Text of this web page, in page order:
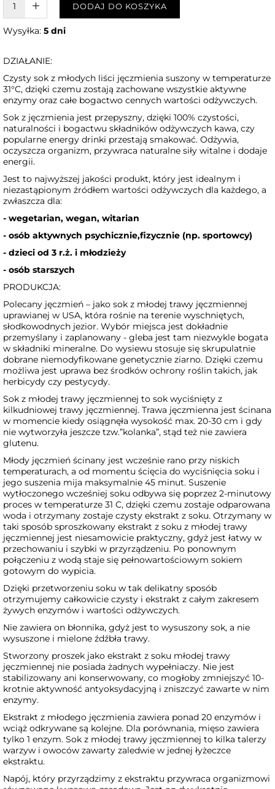
W KOSZYKU :)DODAJ DO KOSZYKA
Wysyłka: 5 dni
DZIAŁANIE:
Czysty sok z młodych liści jęczmienia suszony w temperaturze
31°C, dzięki czemu zostają zachowane wszystkie aktywne
enzymy oraz całe bogactwo cennych wartości odżywczych.
Sok z jęczmienia jest przepyszny, dzięki 100% czystości,
naturalności i bogactwu składników odżywczych kawa, czy
popularne energy drinki przestają smakować. Odżywia,
oczyszcza organizm, przywraca naturalne siły witalne i dodaje
energii.
Jest to najwyższej jakości produkt, który jest idealnym i
niezastąpionym źródłem wartości odżywczych dla każdego, a
zwłaszcza dla:
- wegetarian, wegan, witarian
- osób aktywnych psychicznie,fizycznie (np. sportowcy)
- dzieci od 3 r.ż. i młodzieży
- osób starszych
PRODUKCJA:
Polecany jęczmień – jako sok z młodej trawy jęczmiennej
uprawianej w USA, która rośnie na terenie wyschniętych,
słodkowodnych jezior. Wybór miejsca jest dokładnie
przemyślany i zaplanowany - gleba jest tam niezwykle bogata
w składniki mineralne. Do wysiewu stosuje się skrupulatnie
dobrane niemodyfikowane genetycznie ziarno. Dzięki czemu
możliwa jest uprawa bez środków ochrony roślin takich, jak
herbicydy czy pestycydy.
Sok z młodej trawy jęczmiennej to sok wyciśnięty z
kilkudniowej trawy jęczmiennej. Trawa jęczmienna jest ścinana
w momencie kiedy osiągnęła wysokość max. 20-30 cm i gdy
nie wytworzyła jeszcze tzw.”kolanka”, stąd też nie zawiera
glutenu.
Młody jęczmień ścinany jest wcześnie rano przy niskich
temperaturach, a od momentu ścięcia do wyciśnięcia soku i
jego suszenia mija maksymalnie 45 minut. Suszenie
wytłoczonego wcześniej soku odbywa się poprzez 2-minutowy
proces w temperaturze 31 C, dzięki czemu zostaje odparowana
woda i otrzymany zostaje czysty ekstrakt z soku. Otrzymany w
taki sposób sproszkowany ekstrakt z soku z młodej trawy
jęczmiennej jest niesamowicie praktyczny, gdyż jest łatwy w
przechowaniu i szybki w przyrządzeniu. Po ponownym
połączeniu z wodą staje się pełnowartościowym sokiem
gotowym do wypicia.
Dzięki przetworzeniu soku w tak delikatny sposób
otrzymujemy całkowicie czysty i ekstrakt z całym zakresem
żywych enzymów i wartości odżywczych.
Nie zawiera on błonnika, gdyż jest to wysuszony sok, a nie
wysuszone i mielone źdźbła trawy.
Stworzony proszek jako ekstrakt z soku młodej trawy
jęczmiennej nie posiada żadnych wypełniaczy. Nie jest
stabilizowany ani konserwowany, co mogłoby zmniejszyć 10-
krotnie aktywność antyoksydacyjną i zniszczyć zawarte w nim
enzymy.
Ekstrakt z młodego jęczmienia zawiera ponad 20 enzymów i
wciąż odkrywane są kolejne. Dla porównania, mięso zawiera
tylko 1 enzym. Sok z młodej trawy jęczmiennej to kilka talerzy
warzyw i owoców zawarty zaledwie w jednej łyżeczce
ekstraktu.
Napój, który przyrządzimy z ekstraktu przywraca organizmowi